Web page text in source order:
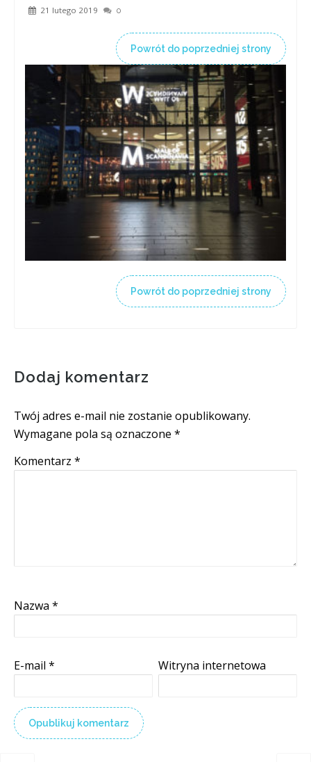
21 lutego 2019 0
Powrót do poprzedniej strony
Powrót do poprzedniej strony
Dodaj komentarz
Twój adres e-mail nie zostanie opublikowany.
Wymagane pola są oznaczone *
Komentarz *
Nazwa *
E-mail * Witryna internetowa